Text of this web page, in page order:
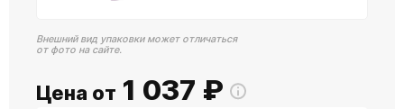
Внешний вид упаковки может отличаться
от фото на сайте.
Цена от 1 037 ₽